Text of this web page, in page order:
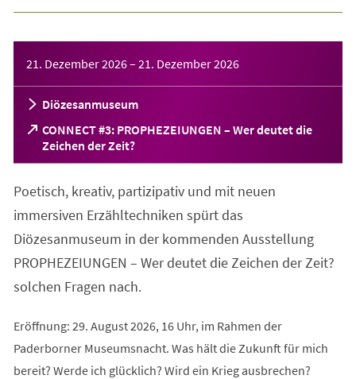
21. Dezember 2026– 21. Dezember 2026
Diözesanmuseum
CONNECT #3: PROPHEZEIUNGEN – Wer deutet die
Zeichen der Zeit?
(Öffnet
in
neuen
Poetisch, kreativ, partizipativ und mit neuen
immersiven Erzähltechniken spürt das
Diözesanmuseum in der kommenden Ausstellung
PROPHEZEIUNGEN – Wer deutet die Zeichen der Zeit?
solchen Fragen nach.
Eröffnung: 29. August 2026, 16 Uhr, im Rahmen der
Paderborner Museumsnacht. Was hält die Zukunft für mich
bereit? Werde ich glücklich? Wird ein Krieg ausbrechen?